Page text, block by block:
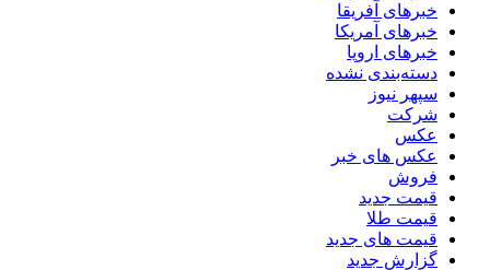
خبرهای آفریقا
خبرهای آمریکا
خبرهای اروپا
دسته‌بندی نشده
سپهر نیوز
شرکت
عکس
عکس های خبر
فروش
قیمت جدید
قیمت طلا
قیمت های جدید
گزارش جدید